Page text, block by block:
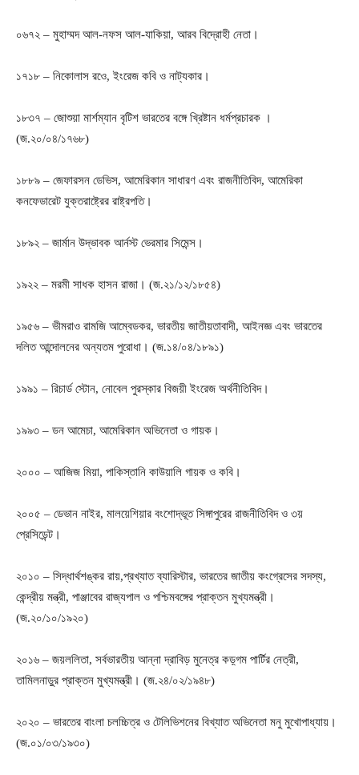
০৬৭২ – মুহাম্মদ আল-নফস আল-যাকিয়া, আরব বিদ্রোহী নেতা।
১৭১৮ – নিকোলাস রওে, ইংরেজ কবি ও নাট্যকার।
১৮৩৭ – জোশুয়া মার্শম্যান বৃটিশ ভারতের বঙ্গে খ্রিষ্টান ধর্মপ্রচারক ।
(জ.২০/০৪/১৭৬৮)
১৮৮৯ – জেফারসন ডেভিস, আমেরিকান সাধারণ এবং রাজনীতিবিদ, আমেরিকা
কনফেডারেট যুক্তরাষ্ট্রের রাষ্ট্রপতি।
১৮৯২ – জার্মান উদ্ভাবক আর্নস্ট ভেরমার সিমেন্স।
১৯২২ – মরমী সাধক হাসন রাজা। (জ.২১/১২/১৮৫৪)
১৯৫৬ – ভীমরাও রামজি আম্বেডকর, ভারতীয় জাতীয়তাবাদী, আইনজ্ঞ এবং ভারতের
দলিত আন্দোলনের অন্যতম পুরোধা। (জ.১৪/০৪/১৮৯১)
১৯৯১ – রিচার্ড স্টোন, নোবেল পুরস্কার বিজয়ী ইংরেজ অর্থনীতিবিদ।
১৯৯৩ – ডন আমেচা, আমেরিকান অভিনেতা ও গায়ক।
২০০০ – আজিজ মিয়া, পাকিস্তানি কাউয়ালি গায়ক ও কবি।
২০০৫ – ডেভান নাইর, মালয়েশিয়ার বংশোদ্ভূত সিঙ্গাপুরের রাজনীতিবিদ ও ৩য়
প্রেসিডেন্ট।
২০১০ – সিদ্ধার্থশঙ্কর রায়,প্রখ্যাত ব্যারিস্টার, ভারতের জাতীয় কংগ্রেসের সদস্য,
কেন্দ্রীয় মন্ত্রী, পাঞ্জাবের রাজ্যপাল ও পশ্চিমবঙ্গের প্রাক্তন মুখ্যমন্ত্রী।
(জ.২০/১০/১৯২০)
২০১৬ – জয়ললিতা, সর্বভারতীয় আন্না দ্রাবিড় মুনেত্র কড়্গম পার্টির নেত্রী,
তামিলনাড়ুর প্রাক্তন মুখ্যমন্ত্রী। (জ.২৪/০২/১৯৪৮)
২০২০ – ভারতের বাংলা চলচ্চিত্র ও টেলিভিশনের বিখ্যাত অভিনেতা মনু মুখোপাধ্যায়।
(জ.০১/০৩/১৯৩০)